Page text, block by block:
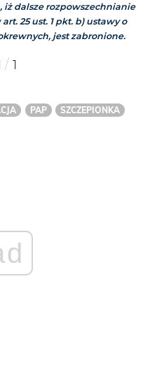
iż dalsze rozpowszechnianie
25 ust. 1 pkt. b) ustawy o
jest zabronione.
/ 1
PAP SZCZEPIONKA